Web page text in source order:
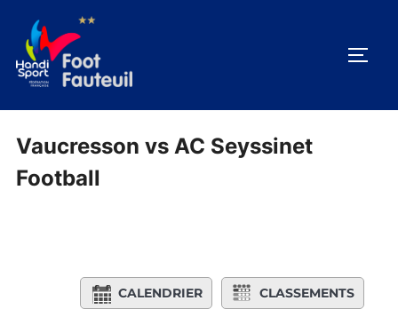
contenu
Vaucresson vs AC Seyssinet
Football
CALENDRIER CLASSEMENTS